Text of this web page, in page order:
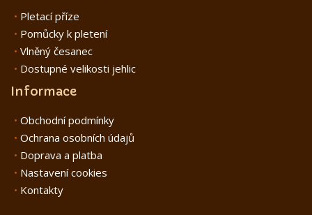
Pletací příze
Pomůcky k pletení
Vlněný česanec
Dostupné velikosti jehlic
Informace
Obchodní podmínky
Ochrana osobních údajů
Doprava a platba
Nastavení cookies
Kontakty